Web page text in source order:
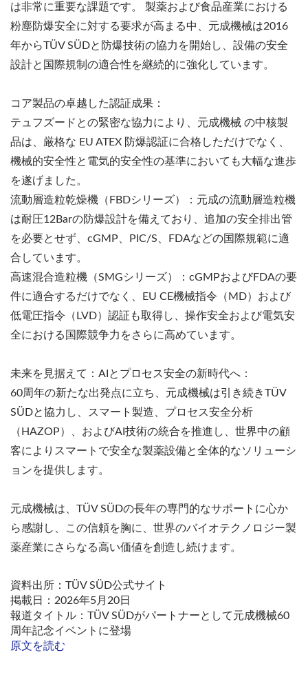
は非常に重要な課題です。 製薬および食品産業における
粉塵防爆安全に対する要求が高まる中、元成機械は2016
年からTÜV SÜDと防爆技術の協力を開始し、設備の安全
設計と国際規制の適合性を継続的に強化しています。
コア製品の卓越した認証成果：
テュフズードとの緊密な協力により、元成機械 の中核製
品は、厳格な EU ATEX 防爆認証に合格しただけでなく、
機械的安全性と電気的安全性の基準においても大幅な進歩
を遂げました。
流動層造粒乾燥機（FBDシリーズ）：元成の流動層造粒機
は耐圧12Barの防爆設計を備えており、追加の安全排出管
を必要とせず、cGMP、PIC/S、FDAなどの国際規範に適
合しています。
高速混合造粒機（SMGシリーズ）：cGMPおよびFDAの要
件に適合するだけでなく、EU CE機械指令（MD）および
低電圧指令（LVD）認証も取得し、操作安全および電気安
全における国際競争力をさらに高めています。
未来を見据えて：AIとプロセス安全の新時代へ：
60周年の新たな出発点に立ち、元成機械は引き続きTÜV
SÜDと協力し、スマート製造、プロセス安全分析
（HAZOP）、およびAI技術の統合を推進し、世界中の顧
客によりスマートで安全な製薬設備と全体的なソリューシ
ョンを提供します。
元成機械は、TÜV SÜDの長年の専門的なサポートに心か
ら感謝し、この信頼を胸に、世界のバイオテクノロジー製
薬産業にさらなる高い価値を創造し続けます。
資料出所：TÜV SÜD公式サイト
掲載日：2026年5月20日
報道タイトル：TÜV SÜDがパートナーとして元成機械60
周年記念イベントに登場
原文を読む